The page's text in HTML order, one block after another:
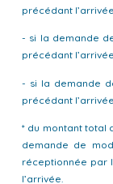
précédant
- si la demande
précédant
- si la demande
précédant l’arrivée
* du montant total
demande de
réceptionnée par
l’arrivée.